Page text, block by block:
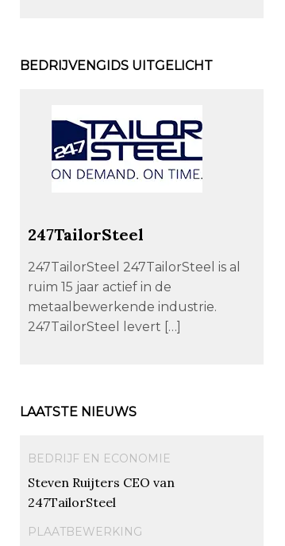
BEDRIJVENGIDS UITGELICHT
247TailorSteel
247TailorSteel 247TailorSteel is al
ruim 15 jaar actief in de
metaalbewerkende industrie.
247TailorSteel levert […]
LAATSTE NIEUWS
BEDRIJF EN ECONOMIE
Steven Ruijters CEO van
247TailorSteel
PLAATBEWERKING